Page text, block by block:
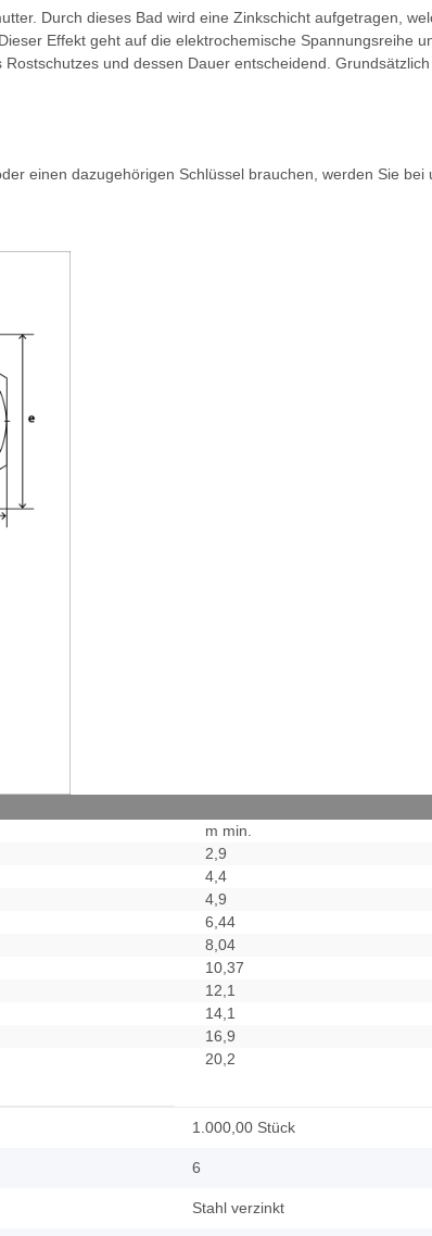
Durch dieses Bad wird eine Zinkschicht aufgetragen,
Effekt geht auf die elektrochemische Spannungsreihe
und dessen Dauer entscheidend.
einen dazugehörigen Schlüssel brauchen, werden Sie bei
m min.
2,9
4,4
4,9
6,44
8,04
10,37
12,1
14,1
16,9
20,2
1.000,00 Stück
6
Stahl verzinkt